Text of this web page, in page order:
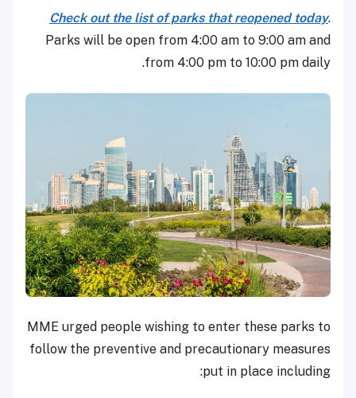
Check out the list of parks that reopened today.
Parks will be open from 4:00 am to 9:00 am and
from 4:00 pm to 10:00 pm daily.
MME urged people wishing to enter these parks to
follow the preventive and precautionary measures
put in place including: